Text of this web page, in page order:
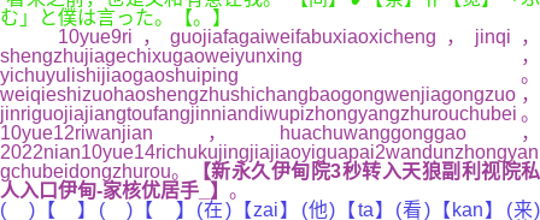
む」と僕は言った。【。】
10yue9ri，guojiafagaiweifabuxiaoxicheng，jinqi，
shengzhujiagechixugaoweiyunxing，
yichuyulishijiaogaoshuiping。
weiqieshizuohaoshengzhushichangbaogongwenjiagongzuo，
jinriguojiajiangtoufangjinniandiwupizhongyangzhurouchubei。
10yue12riwanjian，huachuwanggonggao，
2022nian10yue14richukujingjiajiaoyiguapai2wandunzhongyan
gchubeidongzhurou。
【新永久伊甸院3秒转入天狼副利视院私
人入口伊甸-家核优居手_】 。
( )【 】( )【 】(在)【zai】(他)【ta】(看)【kan】(来)